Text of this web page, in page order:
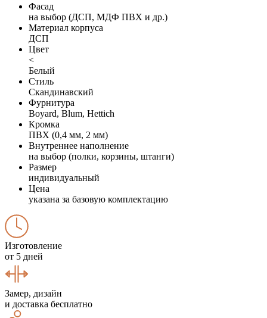
Фасад
на выбор (ДСП, МДФ ПВХ и др.)
Материал корпуса
ДСП
Цвет
<
Белый
Стиль
Скандинавский
Фурнитура
Boyard, Blum, Hettich
Кромка
ПВХ (0,4 мм, 2 мм)
Внутреннее наполнение
на выбор (полки, корзины, штанги)
Размер
индивидуальный
Цена
указана за базовую комплектацию
Изготовление
от 5 дней
Замер, дизайн
и доставка бесплатно